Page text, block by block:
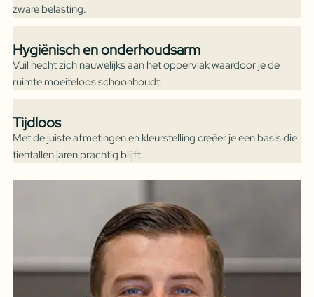
zware belasting.
Hygiënisch en onderhoudsarm
Vuil hecht zich nauwelijks aan het oppervlak waardoor je de
ruimte moeiteloos schoonhoudt.
Tijdloos
Met de juiste afmetingen en kleurstelling creëer je een basis die
tientallen jaren prachtig blijft.